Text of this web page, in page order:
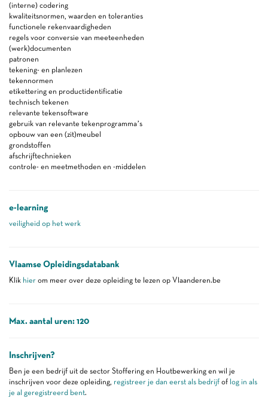
(interne) codering
kwaliteitsnormen, waarden en toleranties
functionele rekenvaardigheden
regels voor conversie van meeteenheden
(werk)documenten
patronen
tekening- en planlezen
tekennormen
etikettering en productidentificatie
technisch tekenen
relevante tekensoftware
gebruik van relevante tekenprogramma’s
opbouw van een (zit)meubel
grondstoffen
afschrijftechnieken
controle- en meetmethoden en -middelen
e-learning
veiligheid op het werk
Vlaamse Opleidingsdatabank
Klik hier om meer over deze opleiding te lezen op Vlaanderen.be
Max. aantal uren: 120
Inschrijven?
Ben je een bedrijf uit de sector Stoffering en Houtbewerking en wil je
inschrijven voor deze opleiding, registreer je dan eerst als bedrijf of log in als
je al geregistreerd bent.